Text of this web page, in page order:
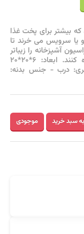
بیشتر برای پخت غذا
یا سرویس می خرند تا
آشپزخانه را زیباتر
کنند و هم از آن برای پخت غذا استفاده کنند. ابعاد: ۶*۲۰*۲۰
ظاهری: درب - جنس بدنه:
موجودی سبد خرید